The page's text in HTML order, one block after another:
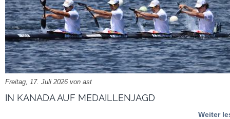
Freitag, 17. Juli 2026 von ast
IN KANADA AUF MEDAILLENJAGD
Weiter